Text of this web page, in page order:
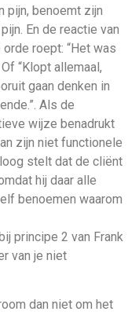
pijn, benoemt zijn
En de reactie van
roept: “Het was
“Klopt allemaal,
gaan denken in
Als de
wijze benadrukt
zijn niet functionele
stelt dat de cliënt
hij daar alle
benoemen waarom
principe 2 van Frank
van je niet
dan niet om het